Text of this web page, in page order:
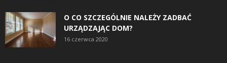
O CO SZCZEGÓLNIE NALEŻY ZADBAĆ
URZĄDZAJĄC DOM?
16 czerwca 2020